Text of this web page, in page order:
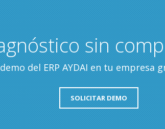
sin
del ERP AYDAI en tu empresa
SOLICITAR DEMO